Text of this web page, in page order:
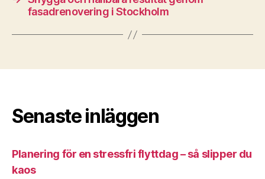
fasadrenovering i Stockholm
Senaste inläggen
Planering för en stressfri flyttdag – så slipper du
kaos